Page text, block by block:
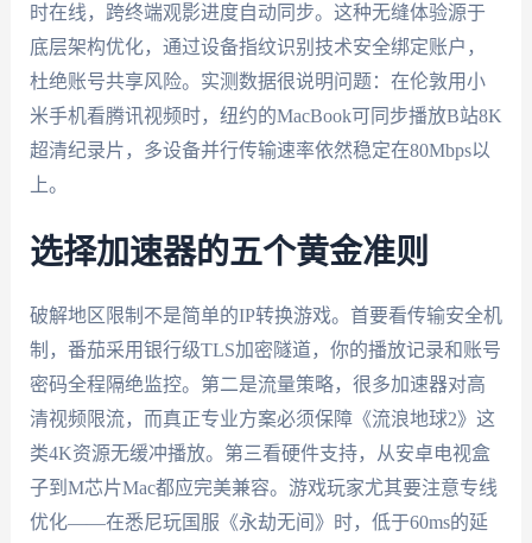
时在线，跨终端观影进度自动同步。这种无缝体验源于
底层架构优化，通过设备指纹识别技术安全绑定账户，
杜绝账号共享风险。实测数据很说明问题：在伦敦用小
米手机看腾讯视频时，纽约的MacBook可同步播放B站8K
超清纪录片，多设备并行传输速率依然稳定在80Mbps以
上。
选择加速器的五个黄金准则
破解地区限制不是简单的IP转换游戏。首要看传输安全机
制，番茄采用银行级TLS加密隧道，你的播放记录和账号
密码全程隔绝监控。第二是流量策略，很多加速器对高
清视频限流，而真正专业方案必须保障《流浪地球2》这
类4K资源无缓冲播放。第三看硬件支持，从安卓电视盒
子到M芯片Mac都应完美兼容。游戏玩家尤其要注意专线
优化——在悉尼玩国服《永劫无间》时，低于60ms的延